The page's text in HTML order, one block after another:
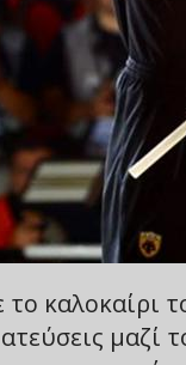
καλοκαίρι
μαζί